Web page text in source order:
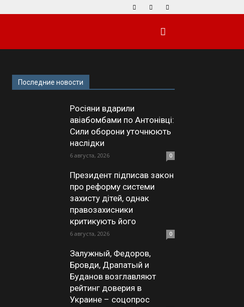
Последние новости
Росіяни вдарили
авіабомбами по Антонівці:
Сили оборони уточнюють
наслідки
6 августа, 2026 0
Президент підписав закон
про реформу системи
захисту дітей, однак
правозахисники
критикують його
6 августа, 2026 0
Залужный, Федоров,
Бровди, Драпатый и
Буданов возглавляют
рейтинг доверия в
Украине – соцопрос